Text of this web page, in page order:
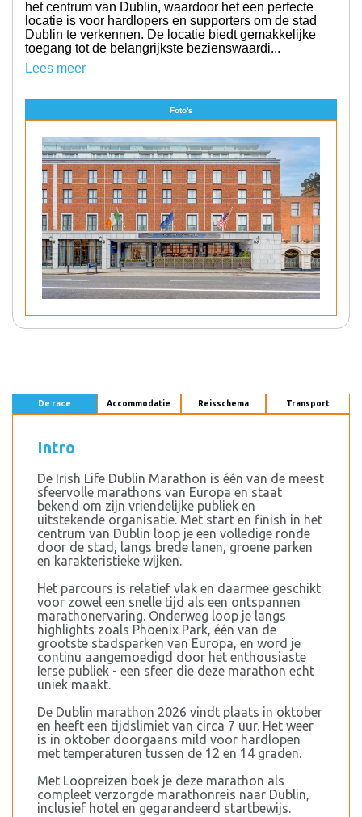
het centrum van Dublin, waardoor het een perfecte
locatie is voor hardlopers en supporters om de stad
Dublin te verkennen. De locatie biedt gemakkelijke
toegang tot de belangrijkste bezienswaardi...
Lees meer
Foto's
De race Accommodatie Reisschema Transport
Intro
De Irish Life Dublin Marathon is één van de meest
sfeervolle marathons van Europa en staat
bekend om zijn vriendelijke publiek en
uitstekende organisatie. Met start en finish in het
centrum van Dublin loop je een volledige ronde
door de stad, langs brede lanen, groene parken
en karakteristieke wijken.
Het parcours is relatief vlak en daarmee geschikt
voor zowel een snelle tijd als een ontspannen
marathonervaring. Onderweg loop je langs
highlights zoals Phoenix Park, één van de
grootste stadsparken van Europa, en word je
continu aangemoedigd door het enthousiaste
Ierse publiek - een sfeer die deze marathon echt
uniek maakt.
De Dublin marathon 2026 vindt plaats in oktober
en heeft een tijdslimiet van circa 7 uur. Het weer
is in oktober doorgaans mild voor hardlopen
met temperaturen tussen de 12 en 14 graden.
Met Loopreizen boek je deze marathon als
compleet verzorgde marathonreis naar Dublin,
inclusief hotel en gegarandeerd startbewijs.